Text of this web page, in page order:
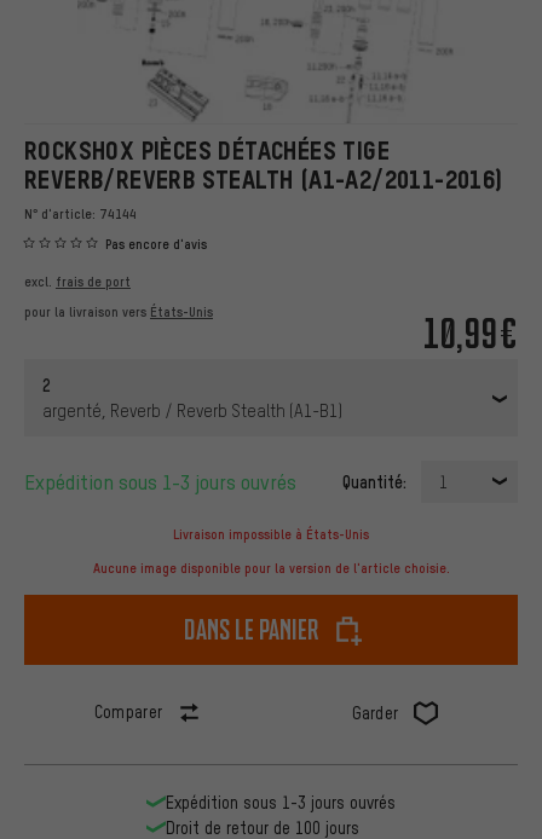
ROCKSHOX PIÈCES DÉTACHÉES TIGE
REVERB/REVERB STEALTH (A1-A2/2011-2016)
N° d'article: 74144
Pas encore d'avis
10,99€
excl. frais de port
pour la livraison vers États-Unis
2
argenté, Reverb / Reverb Stealth (A1-B1)
Expédition sous 1-3 jours ouvrés Quantité: 1
Livraison impossible à États-Unis
Aucune image disponible pour la version de l'article choisie.
dans le panier
Comparer Garder
Expédition sous 1-3 jours ouvrés
Droit de retour de 100 jours